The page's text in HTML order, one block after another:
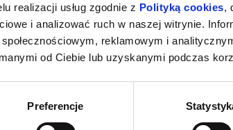
realizacji usług zgodnie z Polityką cookies,
i analizować ruch w naszej witrynie.
reklamowym i
od Ciebie lub uzyskanymi podczas
Preferencje